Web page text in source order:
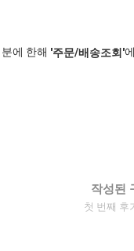
에 한해 '주문/배송조회'
작성된
첫 번째 후